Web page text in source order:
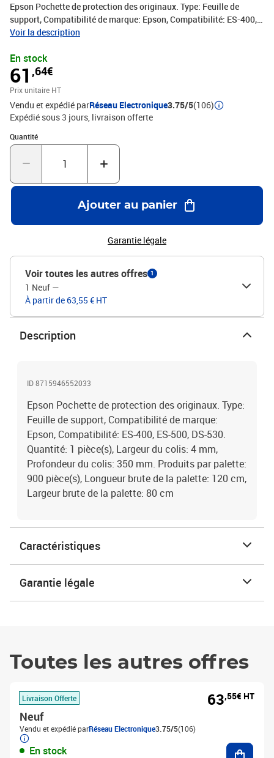
Epson Pochette de protection des originaux. Type: Feuille de
support, Compatibilité de marque: Epson, Compatibilité: ES-400,
ES-500, DS-530. Quantité: 1 pièce(s), Largeur du colis: 4 mm,
Longueur brute de la palette: 120 cm, Largeur brute de la palette:
80 cm
Voir la description
En stock
61 ,64€
Prix unitaire HT
Vendu et expédié parRéseau Electronique3.75/5(106)
Expédié sous 3 jours livraison offerte
Quantité
Quantité : 1
Ajouter au panier
Garantie légale
Voir toutes les autres offres 1
1 Neuf —
À partir de 63,55 € HT
Description
ID 8715946552033
Epson Pochette de protection des originaux. Type:
Feuille de support, Compatibilité de marque:
Epson, Compatibilité: ES-400, ES-500, DS-530.
Quantité: 1 pièce(s), Largeur du colis: 4 mm,
Profondeur du colis: 350 mm. Produits par palette:
900 pièce(s), Longueur brute de la palette: 120 cm,
Largeur brute de la palette: 80 cm
Caractéristiques
Garantie légale
Toutes les autres offres
Livraison Offerte
Neuf
Vendu et expédié parRéseau Electronique3.75/5(106)
En stock
63,55€ HT